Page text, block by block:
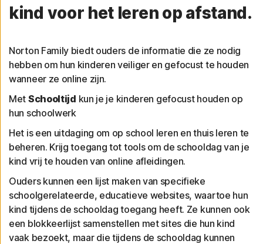
kind voor het leren op afstand.
Norton Family biedt ouders de informatie die ze nodig
hebben om hun kinderen veiliger en gefocust te houden
wanneer ze online zijn.
Met Schooltijd kun je je kinderen gefocust houden op
hun schoolwerk
Het is een uitdaging om op school leren en thuis leren te
beheren. Krijg toegang tot tools om de schooldag van je
kind vrij te houden van online afleidingen.
Ouders kunnen een lijst maken van specifieke
schoolgerelateerde, educatieve websites, waartoe hun
kind tijdens de schooldag toegang heeft. Ze kunnen ook
een blokkeerlijst samenstellen met sites die hun kind
vaak bezoekt, maar die tijdens de schooldag kunnen